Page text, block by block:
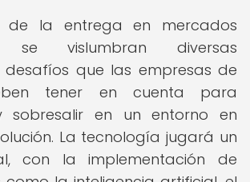
de la entrega en mercados
se vislumbran diversas
desafíos que las empresas de
tener en cuenta para
sobresalir en un entorno en
La tecnología jugará un
con la implementación de